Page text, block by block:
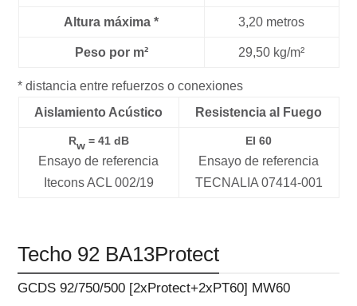
Altura máxima * 3,20 metros
Peso por m² 29,50 kg/m²
* distancia entre refuerzos o conexiones
Aislamiento Acústico
Resistencia al Fuego
Rw = 41 dB
Ensayo de referencia
Itecons ACL 002/19
EI 60
Ensayo de referencia
TECNALIA 07414-001
Techo 92 BA13Protect
GCDS 92/750/500 [2xProtect+2xPT60] MW60